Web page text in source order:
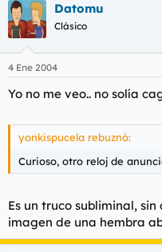
Datomu
Clásico
4 Ene 2004
Yo no me veo.. no solía
yonkispucela rebuznó:
Curioso, otro reloj de
Es un truco subliminal,
imagen de una hembra